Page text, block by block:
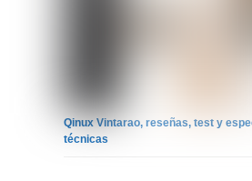
Qinux Vintarao, reseñas, test y
técnicas